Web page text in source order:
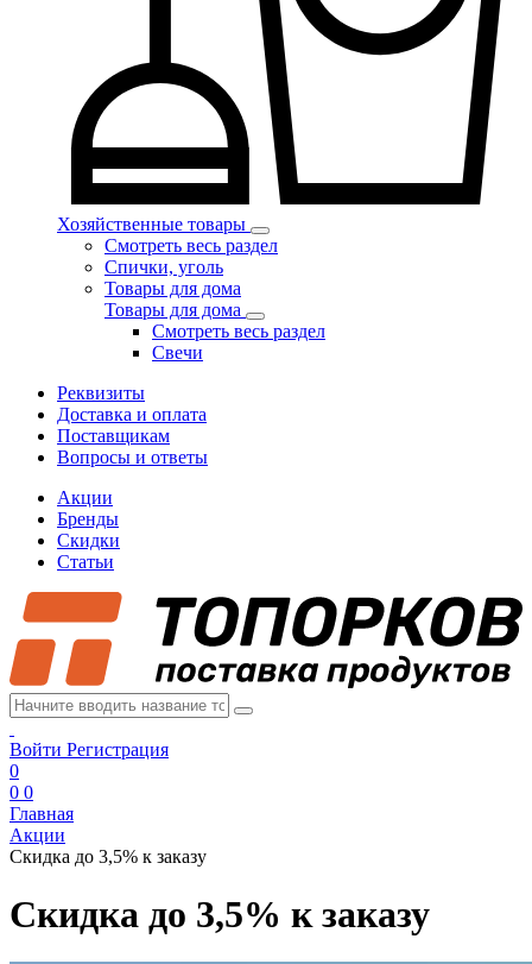
Хозяйственные товары
Смотреть весь раздел
Спички, уголь
Товары для дома
Товары для дома
Смотреть весь раздел
Свечи
Реквизиты
Доставка и оплата
Поставщикам
Вопросы и ответы
Акции
Бренды
Скидки
Статьи
Войти Регистрация
0
0 0
Главная
Акции
Скидка до 3,5% к заказу
Скидка до 3,5% к заказу